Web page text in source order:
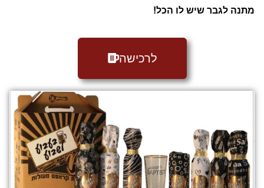
מתנה לגבר שיש לו הכל!
לרכישה